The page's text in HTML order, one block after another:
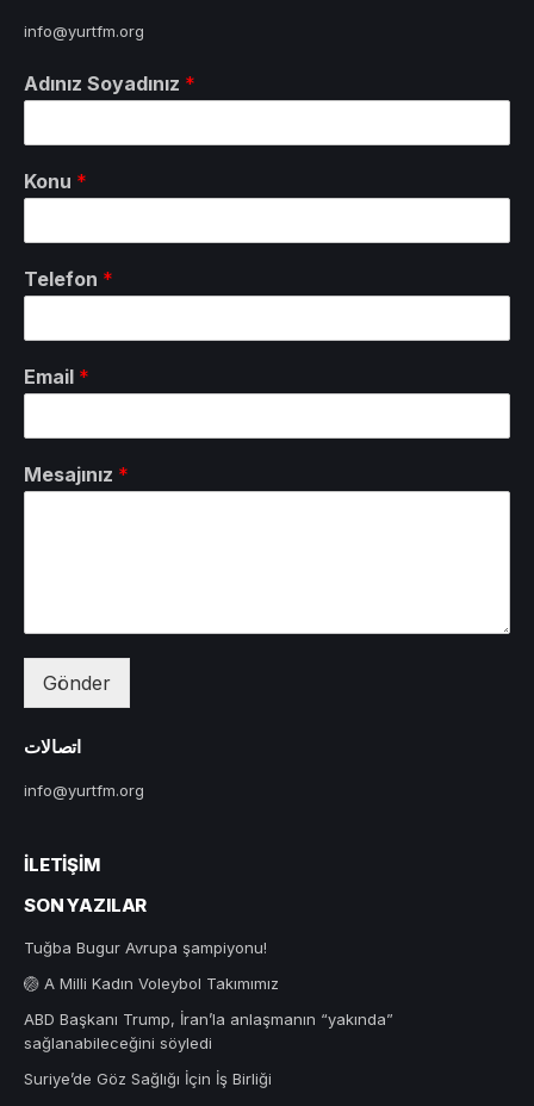
info@yurtfm.org
Adınız Soyadınız *
Konu *
Telefon *
Email *
Mesajınız *
Gönder
اتصالات
info@yurtfm.org
İLETIŞIM
SON YAZILAR
Tuğba Bugur Avrupa şampiyonu!
🏐 A Milli Kadın Voleybol Takımımız
ABD Başkanı Trump, İran’la anlaşmanın “yakında”
sağlanabileceğini söyledi
Suriye’de Göz Sağlığı İçin İş Birliği